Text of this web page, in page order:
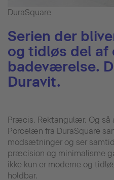
DuraSquare
Serien der
og tidløs del af
badeværelse.
Duravit.
Præcis. Rektangulær. Og
Porcelæn fra DuraSquare
modsætninger og ser
præcision og minimalisme
ikke kun er moderne og
holdbar.